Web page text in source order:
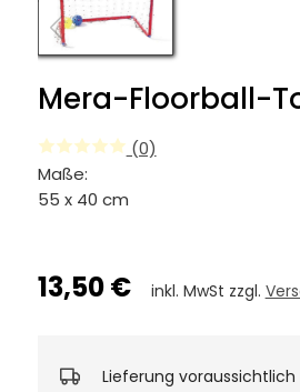
Mera-Floorball-
(0)
Maße:
55 x 40 cm
13,50 € inkl. MwSt zzgl.
Lieferung voraussichtlich